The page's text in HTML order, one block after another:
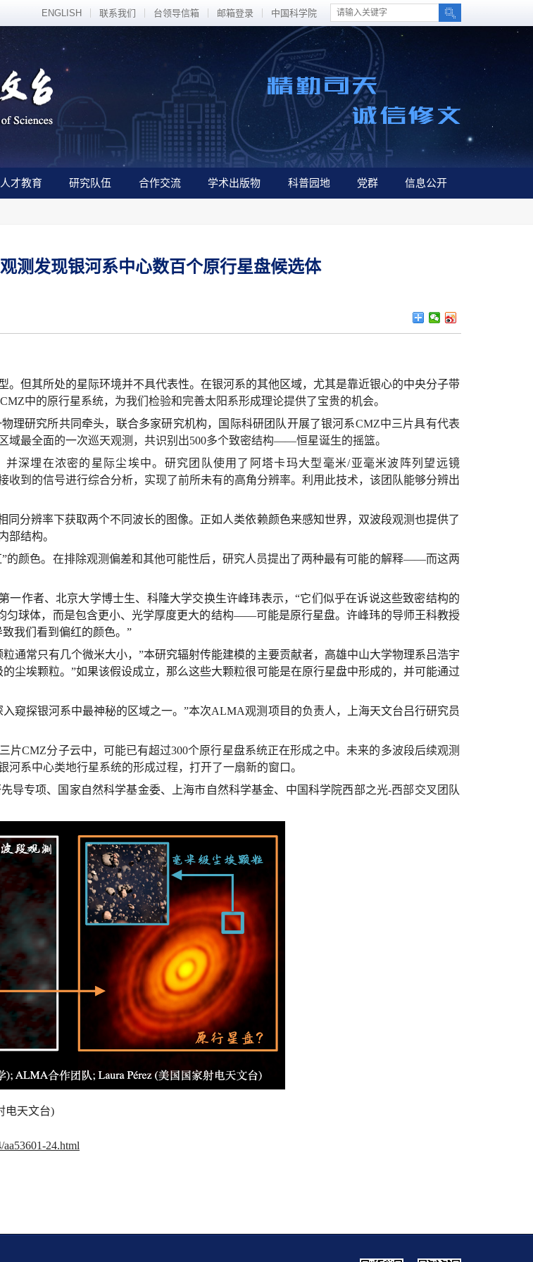
ENGLISH 联系我们 台领导信箱 邮箱登录 中国科学院
人才教育 研究队伍 合作交流 学术出版物 科普园地 党群 信息公开
测发现银河系中心数百个原行星盘候选体
但其所处的星际环境并不具代表性。在银河系的其他区域，尤其是靠近银心的中央分子带
中的原行星系统，为我们检验和完善太阳系形成理论提供了宝贵的机会。
理研究所共同牵头，联合多家研究机构，国际科研团队开展了银河系CMZ中三片具有代表
最全面的一次巡天观测，共识别出500多个致密结构——恒星诞生的摇篮。
深埋在浓密的星际尘埃中。研究团队使用了阿塔卡玛大型毫米/亚毫米波阵列望远镜
收到的信号进行综合分析，实现了前所未有的高角分辨率。利用此技术，该团队能够分辨出
分辨率下获取两个不同波长的图像。正如人类依赖颜色来感知世界，双波段观测也提供了
部结构。
”的颜色。在排除观测偏差和其他可能性后，研究人员提出了两种最有可能的解释——而这两
一作者、北京大学博士生、科隆大学交换生许峰玮表示，“它们似乎在诉说这些致密结构的
匀球体，而是包含更小、光学厚度更大的结构——可能是原行星盘。许峰玮的导师王科教授
我们看到偏红的颜色。”
通常只有几个微米大小，”本研究辐射传能建模的主要贡献者，高雄中山大学物理系吕浩宇
尘埃颗粒。”如果该假设成立，那么这些大颗粒很可能是在原行星盘中形成的，并可能通过
窥探银河系中最神秘的区域之一。”本次ALMA观测项目的负责人，上海天文台吕行研究员
片CMZ分子云中，可能已有超过300个原行星盘系统正在形成之中。未来的多波段后续观测
系中心类地行星系统的形成过程，打开了一扇新的窗口。
导专项、国家自然科学基金委、上海市自然科学基金、中国科学院西部之光-西部交叉团队
电天文台)
24.html